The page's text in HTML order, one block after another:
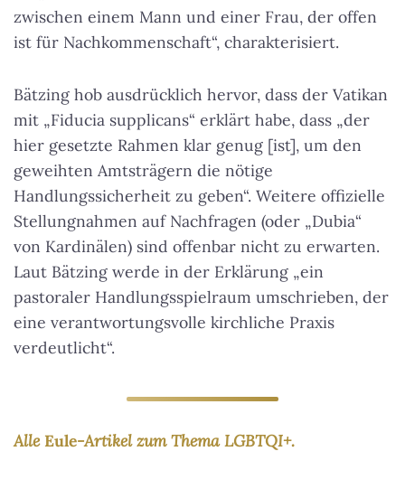
zwischen einem Mann und einer Frau, der offen
ist für Nachkommenschaft“, charakterisiert.
Bätzing hob ausdrücklich hervor, dass der Vatikan
mit „Fiducia supplicans“ erklärt habe, dass „der
hier gesetzte Rahmen klar genug [ist], um den
geweihten Amtsträgern die nötige
Handlungssicherheit zu geben“. Weitere offizielle
Stellungnahmen auf Nachfragen (oder „Dubia“
von Kardinälen) sind offenbar nicht zu erwarten.
Laut Bätzing werde in der Erklärung „ein
pastoraler Handlungsspielraum umschrieben, der
eine verantwortungsvolle kirchliche Praxis
verdeutlicht“.
AlleEule-Artikel zum Thema LGBTQI+.